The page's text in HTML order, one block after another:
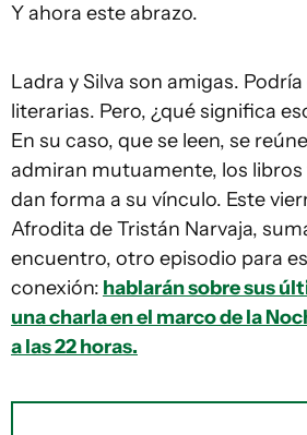
Y ahora este abrazo.
Ladra y Silva son amigas.
literarias. Pero, ¿qué significa
En su caso, que se leen, se
admiran mutuamente, los libros
dan forma a su vínculo. Este
Afrodita de Tristán Narvaja,
encuentro, otro episodio para
conexión: hablarán sobre sus
una charla en el marco de la
a las 22 horas.